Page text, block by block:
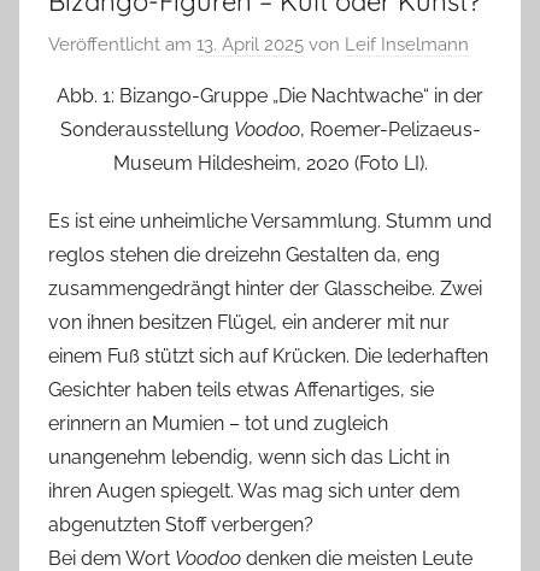
Veröffentlicht am 13. April 2025 von Leif Inselmann
Abb. 1: Bizango-Gruppe „Die Nachtwache“ in der
Sonderausstellung Voodoo, Roemer-Pelizaeus-
Museum Hildesheim, 2020 (Foto LI).
Es ist eine unheimliche Versammlung. Stumm und
reglos stehen die dreizehn Gestalten da, eng
zusammengedrängt hinter der Glasscheibe. Zwei
von ihnen besitzen Flügel, ein anderer mit nur
einem Fuß stützt sich auf Krücken. Die lederhaften
Gesichter haben teils etwas Affenartiges, sie
erinnern an Mumien – tot und zugleich
unangenehm lebendig, wenn sich das Licht in
ihren Augen spiegelt. Was mag sich unter dem
abgenutzten Stoff verbergen?
Bei dem Wort Voodoo denken die meisten Leute